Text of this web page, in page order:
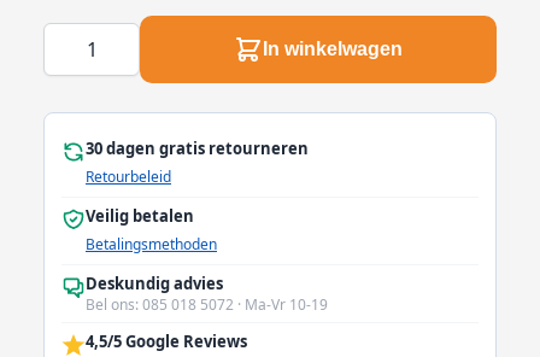
Aantal In winkelwagen
30 dagen gratis retourneren
Retourbeleid
Veilig betalen
Betalingsmethoden
Deskundig advies
Bel ons: 085 018 5072 · Ma-Vr 10-19
4,5/5 Google Reviews